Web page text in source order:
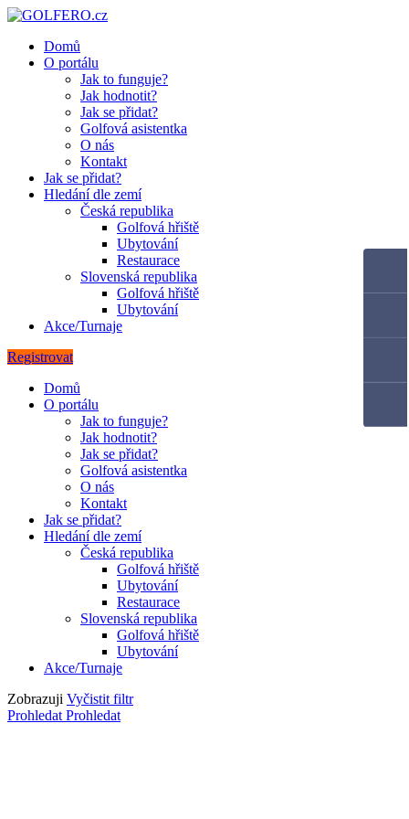
Domů
O portálu
Jak to funguje?
Jak hodnotit?
Jak se přidat?
Golfová asistentka
O nás
Kontakt
Jak se přidat?
Hledání dle zemí
Česká republika
Golfová hřiště
Ubytování
Restaurace
Slovenská republika
Golfová hřiště
Ubytování
Akce/Turnaje
Registrovat
Domů
O portálu
Jak to funguje?
Jak hodnotit?
Jak se přidat?
Golfová asistentka
O nás
Kontakt
Jak se přidat?
Hledání dle zemí
Česká republika
Golfová hřiště
Ubytování
Restaurace
Slovenská republika
Golfová hřiště
Ubytování
Akce/Turnaje
Zobrazuji Vyčistit filtr
Prohledat Prohledat